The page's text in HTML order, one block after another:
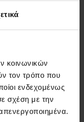
κοινωνικών
τον τρόπο που
ενδεχομένως
σχέση με την